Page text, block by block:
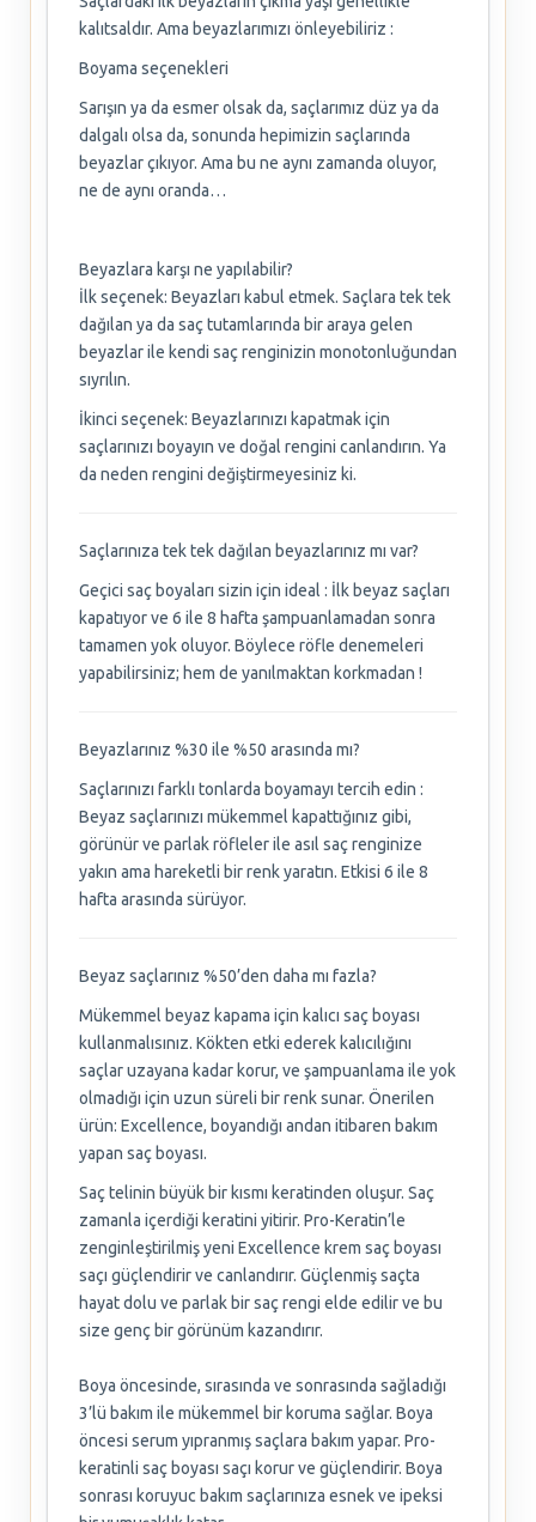
kalıtsaldır. Ama beyazlarımızı önleyebiliriz :
Boyama seçenekleri
Sarışın ya da esmer olsak da, saçlarımız düz ya da
dalgalı olsa da, sonunda hepimizin saçlarında
beyazlar çıkıyor. Ama bu ne aynı zamanda oluyor,
ne de aynı oranda…
Beyazlara karşı ne yapılabilir?
İlk seçenek: Beyazları kabul etmek. Saçlara tek tek
dağılan ya da saç tutamlarında bir araya gelen
beyazlar ile kendi saç renginizin monotonluğundan
sıyrılın.
İkinci seçenek: Beyazlarınızı kapatmak için
saçlarınızı boyayın ve doğal rengini canlandırın. Ya
da neden rengini değiştirmeyesiniz ki.
Saçlarınıza tek tek dağılan beyazlarınız mı var?
Geçici saç boyaları sizin için ideal : İlk beyaz saçları
kapatıyor ve 6 ile 8 hafta şampuanlamadan sonra
tamamen yok oluyor. Böylece röfle denemeleri
yapabilirsiniz; hem de yanılmaktan korkmadan !
Beyazlarınız %30 ile %50 arasında mı?
Saçlarınızı farklı tonlarda boyamayı tercih edin :
Beyaz saçlarınızı mükemmel kapattığınız gibi,
görünür ve parlak röfleler ile asıl saç renginize
yakın ama hareketli bir renk yaratın. Etkisi 6 ile 8
hafta arasında sürüyor.
Beyaz saçlarınız %50’den daha mı fazla?
Mükemmel beyaz kapama için kalıcı saç boyası
kullanmalısınız. Kökten etki ederek kalıcılığını
saçlar uzayana kadar korur, ve şampuanlama ile yok
olmadığı için uzun süreli bir renk sunar. Önerilen
ürün: Excellence, boyandığı andan itibaren bakım
yapan saç boyası.
Saç telinin büyük bir kısmı keratinden oluşur. Saç
zamanla içerdiği keratini yitirir. Pro-Keratin’le
zenginleştirilmiş yeni Excellence krem saç boyası
saçı güçlendirir ve canlandırır. Güçlenmiş saçta
hayat dolu ve parlak bir saç rengi elde edilir ve bu
size genç bir görünüm kazandırır.
Boya öncesinde, sırasında ve sonrasında sağladığı
3’lü bakım ile mükemmel bir koruma sağlar. Boya
öncesi serum yıpranmış saçlara bakım yapar. Pro-
keratinli saç boyası saçı korur ve güçlendirir. Boya
sonrası koruyuc bakım saçlarınıza esnek ve ipeksi